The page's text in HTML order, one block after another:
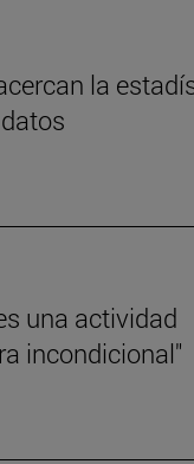
la
una actividad
incondicional"